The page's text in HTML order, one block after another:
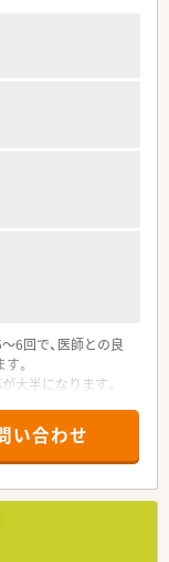
6回で、医師との良
。
大半になります。
なパソコン操作を
い合わせ